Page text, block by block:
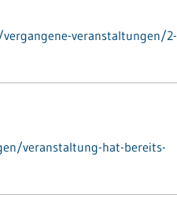
veranstaltungen/2-
veranstaltung-hat-bereits-